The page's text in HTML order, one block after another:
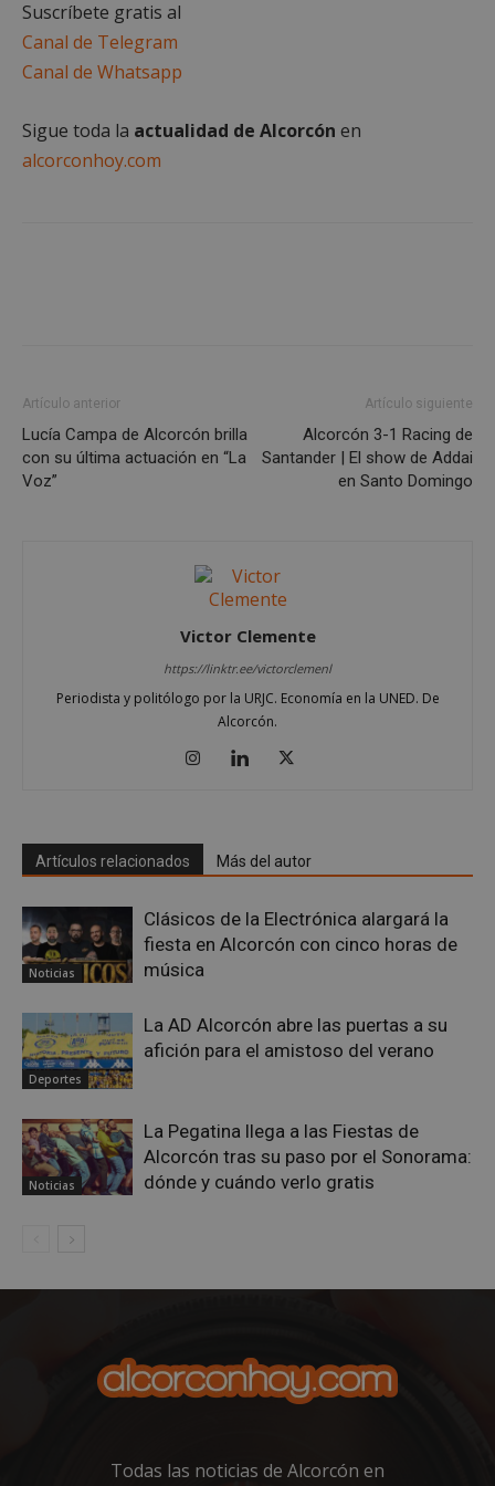
Suscríbete gratis al
Canal de Telegram
Canal de Whatsapp
Sigue toda la actualidad de Alcorcón en
alcorconhoy.com
Artículo anterior
Lucía Campa de Alcorcón brilla
con su última actuación en “La
Voz”
Artículo siguiente
Alcorcón 3-1 Racing de
Santander | El show de Addai
en Santo Domingo
Victor Clemente
https://linktr.ee/victorclemenl
Periodista y politólogo por la URJC. Economía en la UNED. De
Alcorcón.
Artículos relacionados Más del autor
Noticias
Clásicos de la Electrónica alargará la
fiesta en Alcorcón con cinco horas de
música
Deportes
La AD Alcorcón abre las puertas a su
afición para el amistoso del verano
Noticias
La Pegatina llega a las Fiestas de
Alcorcón tras su paso por el Sonorama:
dónde y cuándo verlo gratis
Todas las noticias de Alcorcón en
Cookies estrictamente necesarias
Cookies de preferencias
alcorconhoy.com
AWSALBCORS
Inc.
embed.bsky.app
Google